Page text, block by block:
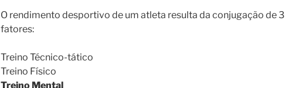
O rendimento desportivo de um atleta resulta da conjugação de 3
fatores:
Treino Técnico-tático
Treino Físico
Treino Mental